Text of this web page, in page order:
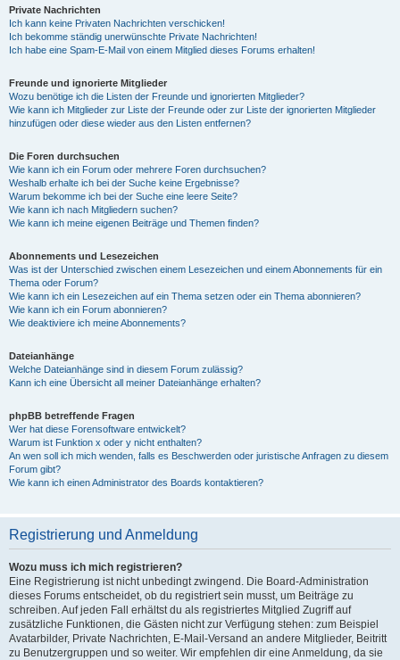
Private Nachrichten
Ich kann keine Privaten Nachrichten verschicken!
Ich bekomme ständig unerwünschte Private Nachrichten!
Ich habe eine Spam-E-Mail von einem Mitglied dieses Forums erhalten!
Freunde und ignorierte Mitglieder
Wozu benötige ich die Listen der Freunde und ignorierten Mitglieder?
Wie kann ich Mitglieder zur Liste der Freunde oder zur Liste der ignorierten Mitglieder
hinzufügen oder diese wieder aus den Listen entfernen?
Die Foren durchsuchen
Wie kann ich ein Forum oder mehrere Foren durchsuchen?
Weshalb erhalte ich bei der Suche keine Ergebnisse?
Warum bekomme ich bei der Suche eine leere Seite?
Wie kann ich nach Mitgliedern suchen?
Wie kann ich meine eigenen Beiträge und Themen finden?
Abonnements und Lesezeichen
Was ist der Unterschied zwischen einem Lesezeichen und einem Abonnements für ein
Thema oder Forum?
Wie kann ich ein Lesezeichen auf ein Thema setzen oder ein Thema abonnieren?
Wie kann ich ein Forum abonnieren?
Wie deaktiviere ich meine Abonnements?
Dateianhänge
Welche Dateianhänge sind in diesem Forum zulässig?
Kann ich eine Übersicht all meiner Dateianhänge erhalten?
phpBB betreffende Fragen
Wer hat diese Forensoftware entwickelt?
Warum ist Funktion x oder y nicht enthalten?
An wen soll ich mich wenden, falls es Beschwerden oder juristische Anfragen zu diesem
Forum gibt?
Wie kann ich einen Administrator des Boards kontaktieren?
Registrierung und Anmeldung
Wozu muss ich mich registrieren?
Eine Registrierung ist nicht unbedingt zwingend. Die Board-Administration
dieses Forums entscheidet, ob du registriert sein musst, um Beiträge zu
schreiben. Auf jeden Fall erhältst du als registriertes Mitglied Zugriff auf
zusätzliche Funktionen, die Gästen nicht zur Verfügung stehen: zum Beispiel
Avatarbilder, Private Nachrichten, E-Mail-Versand an andere Mitglieder, Beitritt
zu Benutzergruppen und so weiter. Wir empfehlen dir eine Anmeldung, da sie